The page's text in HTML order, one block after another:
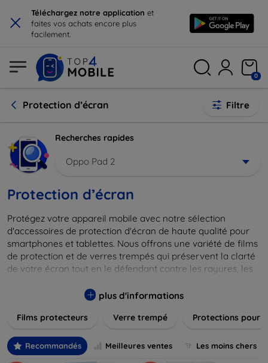
× Téléchargez notre application et
faites vos achats encore plus
facilement.
0
Protection d’écran Filtre
Recherches rapides
Oppo Pad 2
Protection d’écran
Protégez votre appareil mobile avec notre sélection
d'accessoires de protection d'écran de haute qualité pour
smartphones et tablettes. Nous offrons une variété de films
de protection et de verres trempés qui préservent la clarté
de votre écran tout en le défendant contre les rayures, les
s'adapter parfaitement à votre appareil, garantissant une
compromis sur la sensibilité tactile. Explorez notre gamme
besoins et assurez-vous que votre écran reste comme neuf,
longtemps.
plus d'informations
Films protecteurs Verre trempé Protections pour
Recommandés Meilleures ventes Les moins chers